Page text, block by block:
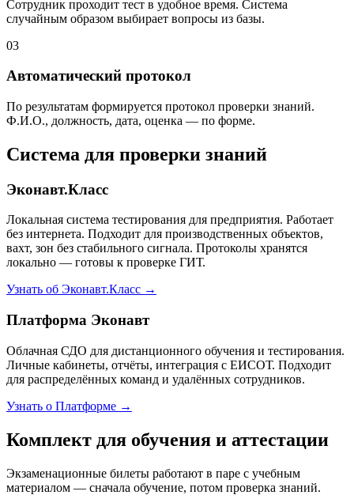
Сотрудник проходит тест в удобное время. Система
случайным образом выбирает вопросы из базы.
03
Автоматический протокол
По результатам формируется протокол проверки знаний.
Ф.И.О., должность, дата, оценка — по форме.
Система для проверки знаний
Эконавт.Класс
Локальная система тестирования для предприятия. Работает
без интернета. Подходит для производственных объектов,
вахт, зон без стабильного сигнала. Протоколы хранятся
локально — готовы к проверке ГИТ.
Узнать об Эконавт.Класс →
Платформа Эконавт
Облачная СДО для дистанционного обучения и тестирования.
Личные кабинеты, отчёты, интеграция с ЕИСОТ. Подходит
для распределённых команд и удалённых сотрудников.
Узнать о Платформе →
Комплект для обучения и аттестации
Экзаменационные билеты работают в паре с учебным
материалом — сначала обучение, потом проверка знаний.